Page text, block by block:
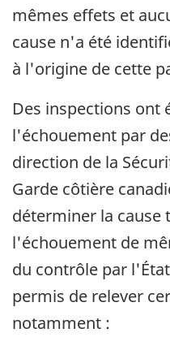
mêmes effets et
cause n'a été
à l'origine de cette
Des inspections ont
l'échouement par
direction de la
Garde côtière
déterminer la cause
l'échouement de
du contrôle par
permis de relever
notamment :